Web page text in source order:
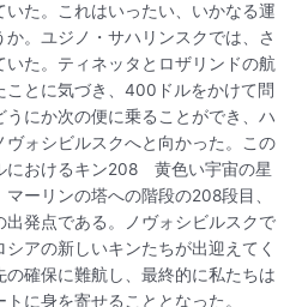
た。これはいったい、いかなる運
。ユジノ・サハリンスクでは、さ
た。ティネッタとロザリンドの航
ことに気づき、400ドルをかけて問
にか次の便に乗ることができ、ハ
ォシビルスクへと向かった。この
におけるキン208 黄色い宇宙の星
ーリンの塔への階段の208段目、
発点である。ノヴォシビルスクで
アの新しいキンたちが出迎えてく
確保に難航し、最終的に私たちは
に身を寄せることとなった。